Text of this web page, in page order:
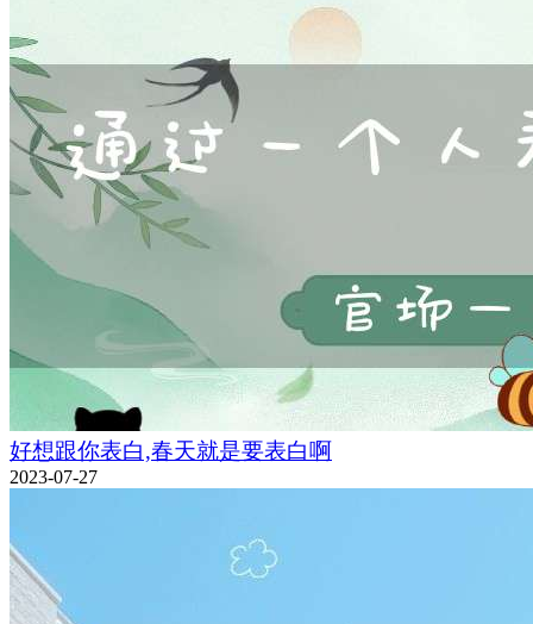
好想跟你表白,春天就是要表白啊
2023-07-27